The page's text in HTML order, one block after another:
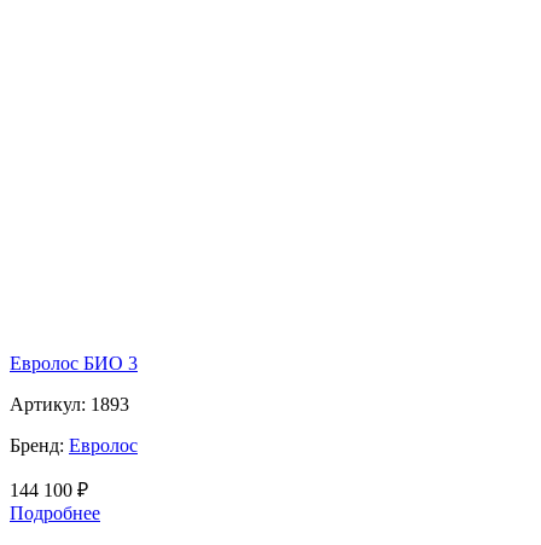
Евролос БИО 3
Артикул: 1893
Бренд: Евролос
144 100 ₽
Подробнее